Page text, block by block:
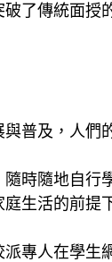
了傳統面授
普及，人們
時隨地自
生活的前提
專人在學生